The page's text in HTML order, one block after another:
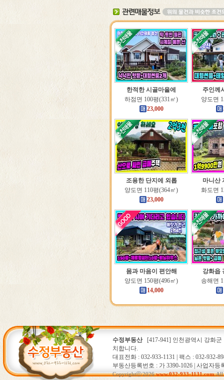
한적한 시골마을에
하점면 100평(331㎡)
23,000
주인께
양도면
조용한 단지에 외롭
양도면 110평(364㎡)
23,000
마니산
화도면
몸과 마음이 편안해
양도면 150평(496㎡)
14,000
강화읍
송해면
수정부동산
[417-941] 인천광역시 강화
치합니다.
대표전화 : 032-933-1131 | 팩스 : 032-932-
부동산등록번호 : 가 3390-1026 | 사업자등
Copyrightⓒ 2026 www.032-933-1131.com. All